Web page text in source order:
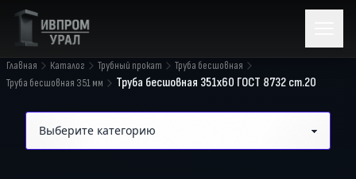
Главная Каталог Трубный прокат
Труба бесшовная
Труба бесшовная 351 мм
Труба бесшовная 351x60 ГОСТ 8732 ст.20